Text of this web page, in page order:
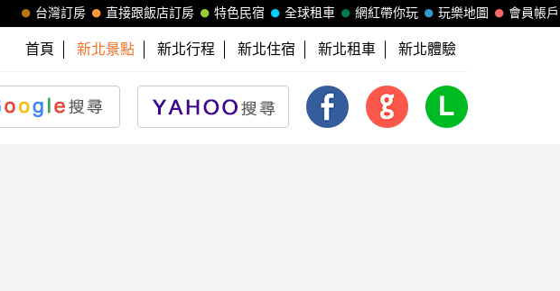
會員帳戶
玩樂地圖
網紅帶你玩
全球租車
特色民宿
直接跟飯店訂房
台灣訂房
首頁 新北景點 新北行程 新北住宿 新北租車 新北體驗